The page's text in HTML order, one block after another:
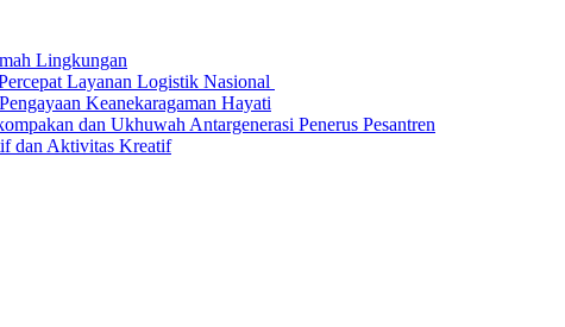
Lingkungan
Layanan Logistik Nasional
Keanekaragaman Hayati
dan Ukhuwah Antargenerasi Penerus Pesantren
dan Aktivitas Kreatif